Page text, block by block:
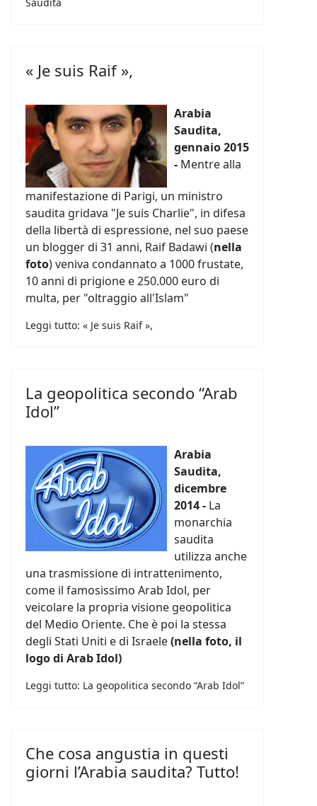
« Je suis Raif »,
Arabia
Saudita,
gennaio 2015
- Mentre alla
manifestazione di Parigi, un ministro
saudita gridava "Je suis Charlie", in difesa
della libertà di espressione, nel suo paese
un blogger di 31 anni, Raif Badawi (nella
foto) veniva condannato a 1000 frustate,
10 anni di prigione e 250.000 euro di
multa, per "oltraggio all'Islam"
Leggi tutto: « Je suis Raif »,
La geopolitica secondo “Arab
Idol”
Arabia
Saudita,
dicembre
2014 - La
monarchia
saudita
utilizza anche
una trasmissione di intrattenimento,
come il famosissimo Arab Idol, per
veicolare la propria visione geopolitica
del Medio Oriente. Che è poi la stessa
degli Stati Uniti e di Israele(nella foto, il
logo di Arab Idol)
Leggi tutto: La geopolitica secondo “Arab Idol”
Che cosa angustia in questi
giorni l’Arabia saudita? Tutto!